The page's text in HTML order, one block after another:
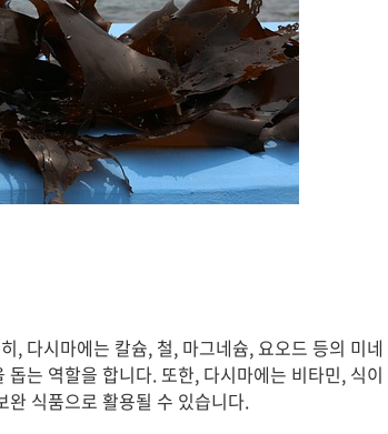
, 다시마에는 칼슘, 철, 마그네슘, 요오드 등의 미네
는 역할을 합니다. 또한, 다시마에는 비타민, 식이
완 식품으로 활용될 수 있습니다.